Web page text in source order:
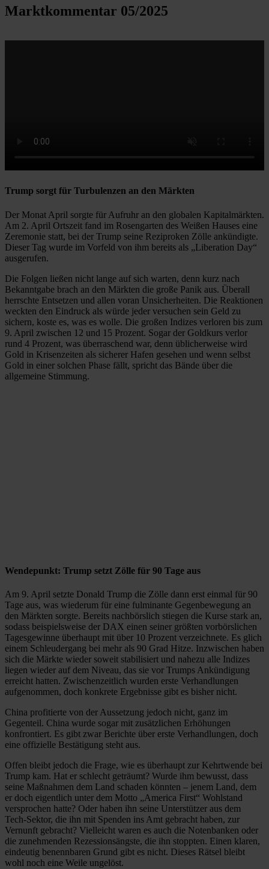
Marktkommentar 05/2025
Trump sorgt für Turbulenzen an den Märkten
Der Monat April sorgte für Aufruhr an den globalen Kapitalmärkten.
Am 2. April Ortszeit fand im Rosengarten des Weißen Hauses eine
Zeremonie statt, bei der Trump seine Reziproken Zölle ankündigte.
Dieser Tag wurde im Vorfeld von ihm bereits als „Liberation Day“
ausgerufen.
Die Folgen ließen nicht lange auf sich warten, denn kurz nach
Bekanntgabe brach an den Märkten die große Panik aus. Überall
herrschte Entsetzen und allen voran Unsicherheiten. Die Reaktionen
weckten den Eindruck als würde jeder versuchen sein Geld zu
sichern, koste es, was es wolle. Die großen Indizes verloren bis zum
9. April zwischen 12 und 15 Prozent. Sogar der Goldkurs verlor
rund 4 Prozent, was überraschend war, denn üblicherweise wird
Gold in Krisenzeiten als sicherer Hafen gesehen und wenn selbst
Gold in einer solchen Phase fällt, spricht das Bände über die
allgemeine Stimmung.
Wendepunkt: Trump setzt Zölle für 90 Tage aus
Am 9. April setzte Donald Trump die Zölle dann erst einmal für 90
Tage aus, was wiederum für eine fulminante Gegenbewegung an
den Märkten sorgte. Bereits nachbörslich stiegen die Kurse stark an,
sodass beispielsweise der DAX einen seiner größten vorbörslichen
Tagesgewinne überhaupt mit über 10 Prozent verzeichnete. Es glich
einem Schleudergang bei mehr als 90 Grad Hitze. Inzwischen haben
sich die Märkte wieder soweit stabilisiert und nahezu alle Indizes
liegen wieder auf dem Niveau, das sie vor Trumps Ankündigung
erreicht hatten. Zwischenzeitlich wurden erste Verhandlungen
aufgenommen, doch konkrete Ergebnisse gibt es bisher nicht.
China profitierte von der Aussetzung jedoch nicht, ganz im
Gegenteil. China wurde sogar mit zusätzlichen Erhöhungen
konfrontiert. Es gibt zwar Berichte über erste Verhandlungen, doch
eine offizielle Bestätigung steht aus.
Offen bleibt jedoch die Frage, wie es überhaupt zur Kehrtwende bei
Trump kam. Hat er schlecht geträumt? Wurde ihm bewusst, dass
seine Maßnahmen dem Land schaden könnten – jenem Land, dem
er doch eigentlich unter dem Motto „America First“ Wohlstand
versprochen hatte? Oder haben ihn seine Unterstützer aus dem
Tech-Sektor, die ihn mit Spenden ins Amt gebracht haben, zur
Vernunft gebracht? Vielleicht waren es auch die Notenbanken oder
die zunehmenden Rezessionsängste, die ihn stoppten. Einen klaren,
eindeutig benennbaren Grund gibt es nicht. Dieses Rätsel bleibt
wohl noch eine Weile ungelöst.